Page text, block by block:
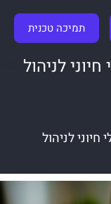
תמיכה טכנית
לניהול
לניהול